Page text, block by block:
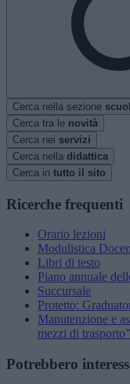
Cerca nella sezione
Cerca tra le novità
Cerca nei servizi
Cerca nella didattica
Cerca in tutto il sito
Ricerche frequenti
Orario lezioni
Modulistica
Libri di testo
Piano annuale
Succursale
Protetto:
Manutenzione e
mezzi di trasporto”
Potrebbero